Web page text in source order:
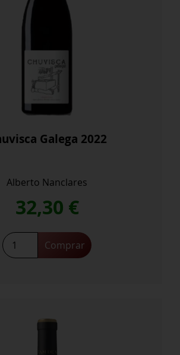
Galega 2022
Alberto Nanclares
32,30 €
Chuvisca
Galega
Comprar